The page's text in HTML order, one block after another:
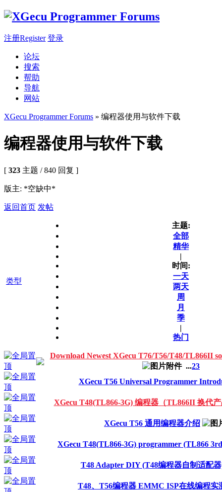
注册Register 登录
论坛
搜索
帮助
导航
网站
XGecu Programmer Forums » 编程器使用与软件下载
编程器使用与软件下载
[ 323 主题 / 840 回复 ]
版主: *空缺中*
返回首页 发帖
类型
主题:
全部
精华
|
时间:
一天
两天
周
月
季
|
热门
Download Newest XGecu T76/T56/T48/TL866II
...23
XGecu T56 Universal Programmer
XGecu T48(TL866-3G) 编程器（TL866II 换代
XGecu T56 通用编程器介绍
XGecu T48(TL866-3G) programmer (TL866
T48 Adapter DIY (T48编程器自制适配
T48、T56编程器 EMMC ISP在线编程实